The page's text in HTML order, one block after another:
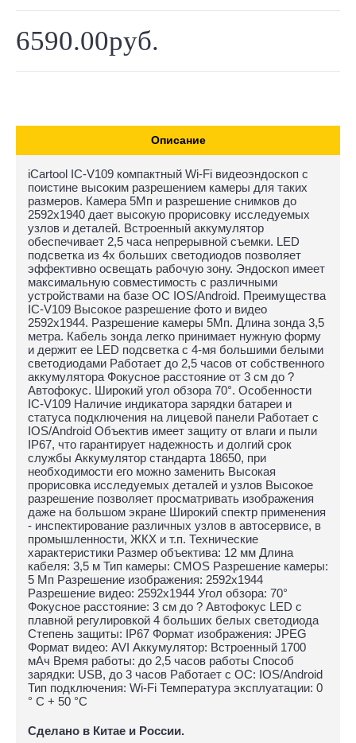
6590.00руб.
Описание
iCartool IC-V109 компактный Wi-Fi видеоэндоскоп с
поистине высоким разрешением камеры для таких
размеров. Камера 5Мп и разрешение снимков до
2592x1940 дает высокую прорисовку исследуемых
узлов и деталей. Встроенный аккумулятор
обеспечивает 2,5 часа непрерывной съемки. LED
подсветка из 4х больших светодиодов позволяет
эффективно освещать рабочую зону. Эндоскоп имеет
максимальную совместимость с различными
устройствами на базе ОС IOS/Android. Преимущества
IC-V109 Высокое разрешение фото и видео
2592x1944. Разрешение камеры 5Мп. Длина зонда 3,5
метра. Кабель зонда легко принимает нужную форму
и держит ее LED подсветка с 4-мя большими белыми
светодиодами Работает до 2,5 часов от собственного
аккумулятора Фокусное расстояние от 3 см до ?
Автофокус. Широкий угол обзора 70°. Особенности
IC-V109 Наличие индикатора зарядки батареи и
статуса подключения на лицевой панели Работает с
IOS/Android Объектив имеет защиту от влаги и пыли
IP67, что гарантирует надежность и долгий срок
службы Аккумулятор стандарта 18650, при
необходимости его можно заменить Высокая
прорисовка исследуемых деталей и узлов Высокое
разрешение позволяет просматривать изображения
даже на большом экране Широкий спектр применения
- инспектирование различных узлов в автосервисе, в
промышленности, ЖКХ и т.п. Технические
характеристики Размер объектива: 12 мм Длина
кабеля: 3,5 м Тип камеры: CMOS Разрешение камеры:
5 Мп Разрешение изображения: 2592x1944
Разрешение видео: 2592x1944 Угол обзора: 70°
Фокусное расстояние: 3 см до ? Автофокус LED с
плавной регулировкой 4 больших белых светодиода
Степень защиты: IP67 Формат изображения: JPEG
Формат видео: AVI Аккумулятор: Встроенный 1700
мАч Время работы: до 2,5 часов работы Способ
зарядки: USB, до 3 часов Работает с ОС: IOS/Android
Тип подключения: Wi-Fi Температура эксплуатации: 0
° С + 50 °С
Сделано в Китае и России.